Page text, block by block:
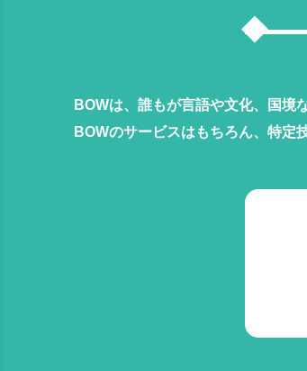
BOWは、誰もが言語や文化、国境
BOWのサービスはもちろん、特定